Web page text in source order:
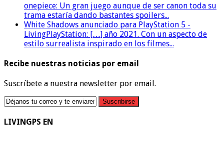
onepiece: Un gran juego aunque de ser canon toda su
trama estaría dando bastantes spoilers...
White Shadows anunciado para PlayStation 5 -
LivingPlayStation: […] año 2021. Con un aspecto de
estilo surrealista inspirado en los filmes...
Recibe nuestras noticias por email
Suscríbete a nuestra newsletter por email.
LIVINGPS EN